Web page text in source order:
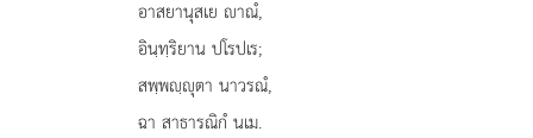
อาสยานุสเย าณํ,
อินฺทฺริยาน ปโรปเร;
สพฺพฺุตา นาวรณํ,
ฉา สาธารณิกํ นเม.